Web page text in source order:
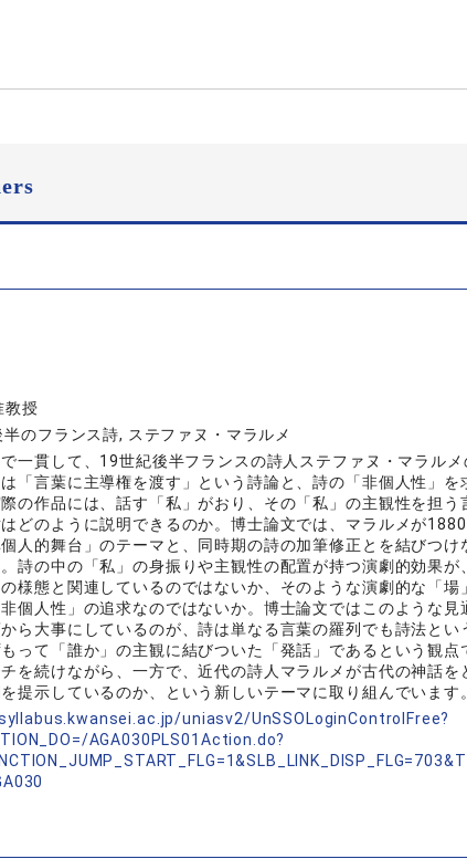
教授
のフランス詩, ステファヌ・マラルメ
一貫して、19世紀後半フランスの詩人ステファヌ・マラルメ
「言葉に主導権を渡す」という詩論と、詩の「非個人性」を
の作品には、話す「私」がおり、その「私」の主観性を担
はどのように説明できるのか。博士論文では、マラルメが
人的舞台」のテーマと、同時期の詩の加筆修正とを結びつ
詩の中の「私」の身振りや主観性の配置が持つ演劇的効果が
様態と関連しているのではないか、そのような演劇的な「
個人性」の追求なのではないか。博士論文ではこのような見
ら大事にしているのが、詩は単なる言葉の羅列でも詩法とい
もって「誰か」の主観に結びついた「発話」であるという観
を続けながら、一方で、近代の詩人マラルメが古代の神話
提示しているのか、という新しいテーマに取り組んでいます。
uniasv2/UnSSOLoginControlFree?
AGA030PLS01Action.do?